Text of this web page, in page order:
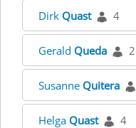
Dirk Quast 4
Gerald Queda 2
Susanne Quitera
Helga Quast 4